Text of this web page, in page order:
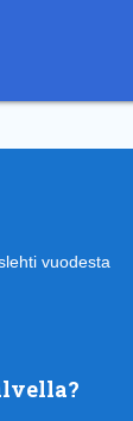
vuodesta